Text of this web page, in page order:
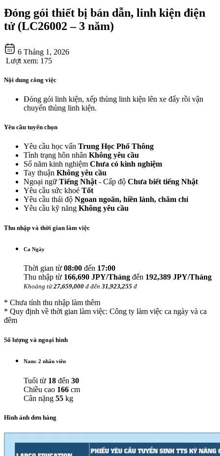
Đóng gói thiết bị bán dẫn, linh kiện điện
tử (LC26002 – 3 năm)
6 Tháng 1, 2026
Lượt xem: 175
Nội dung công việc
Đóng gói linh kiện, xếp thùng linh kiện lên xe đẩy rồi vận
chuyển thùng linh kiện.
Yêu cầu tuyển chọn
Yêu cầu học vấn Trung Học Phổ Thông
Tình trạng hôn nhân Không yêu cầu
Số năm kinh nghiệm Chưa có kinh nghiệm
Tay thuận Không yêu cầu
Ngoại ngữ Tiếng Nhật - Cấp độ Chưa biết tiếng Nhật
Yêu cầu sức khoẻ Tốt
Yêu cầu thái độ Ngoan ngoãn, hiền lành, chăm chỉ
Yêu cầu kỹ năng Không yêu cầu
Thu nhập và thời gian làm việc
Ca Ngày
Thời gian từ 08:00 đến 17:00
Thu nhập từ 166,690 JPY/Tháng đến 192,389 JPY/Tháng
Khoảng từ27,659,000 đ đến 31,923,255 đ
* Chưa tính thu nhập làm thêm
* Quy định về thời gian làm việc: Công ty làm việc ca ngày và ca
đêm
Số lượng và ngoại hình
Nam: 2 nhân viên
Tuổi từ 18 đến 30
Chiều cao 166 cm
Cân nặng 55 kg
Hình ảnh đơn hàng